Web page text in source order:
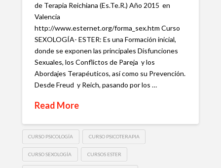
de Terapia Reichiana (Es.Te.R.) Año 2015 en
Valencia
http://www.esternet.org/forma_sex.htm Curso
SEXOLOGÍA- ESTER: Es una Formación inicial,
donde se exponen las principales Disfunciones
Sexuales, los Conflictos de Pareja y los
Abordajes Terapéuticos, así como su Prevención.
Desde Freud y Reich, pasando por los …
Read More
CURSO PSICOLOGÍA CURSO PSICOTERAPIA
CURSO SEXOLOGÍA CURSOS ESTER